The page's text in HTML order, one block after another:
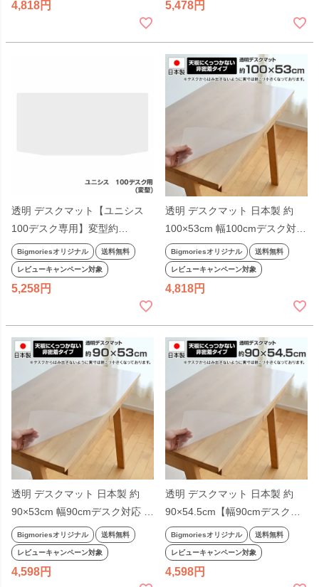
4,818 5,478
透明 デスクマット【ユニシス
100デスク専用】変型約
100×53cm 日本製 厚さ1mm 非
密着タイプ 幅100cm無地 杉工
場 ビッグモリーズ
Bigmoriesオリジナル 送料無料
レビューキャンペーン対象
5,258
透明 デスクマット 日本製 約
100×53cm 幅100cmデスク対応
厚さ1mm 長方形 学習机 LGY
クッカ レグシー スティック
Stick 杉工場 無地 非密着 ビッグ
Bigmoriesオリジナル 送料無料
レビューキャンペーン対象
4,818
透明 デスクマット 日本製 約
90×53cm 幅90cmデスク対応 長
方形 学習机 奥行53cm 厚さ
1mm LGY クッカ アルベロ プ
ルッケ クオーレ レグシー 対応
Bigmoriesオリジナル 送料無料
レビューキャンペーン対象
4,598
透明 デスクマット 日本製 約
90×54.5cm【幅90cmデスク対
応】 MUCMOC対応 長方形 学
習机 厚さ1mm 奥行55cm 非密
着 ムックモック 無地 杉工場 幅
Bigmoriesオリジナル 送料無料
レビューキャンペーン対象
4,598